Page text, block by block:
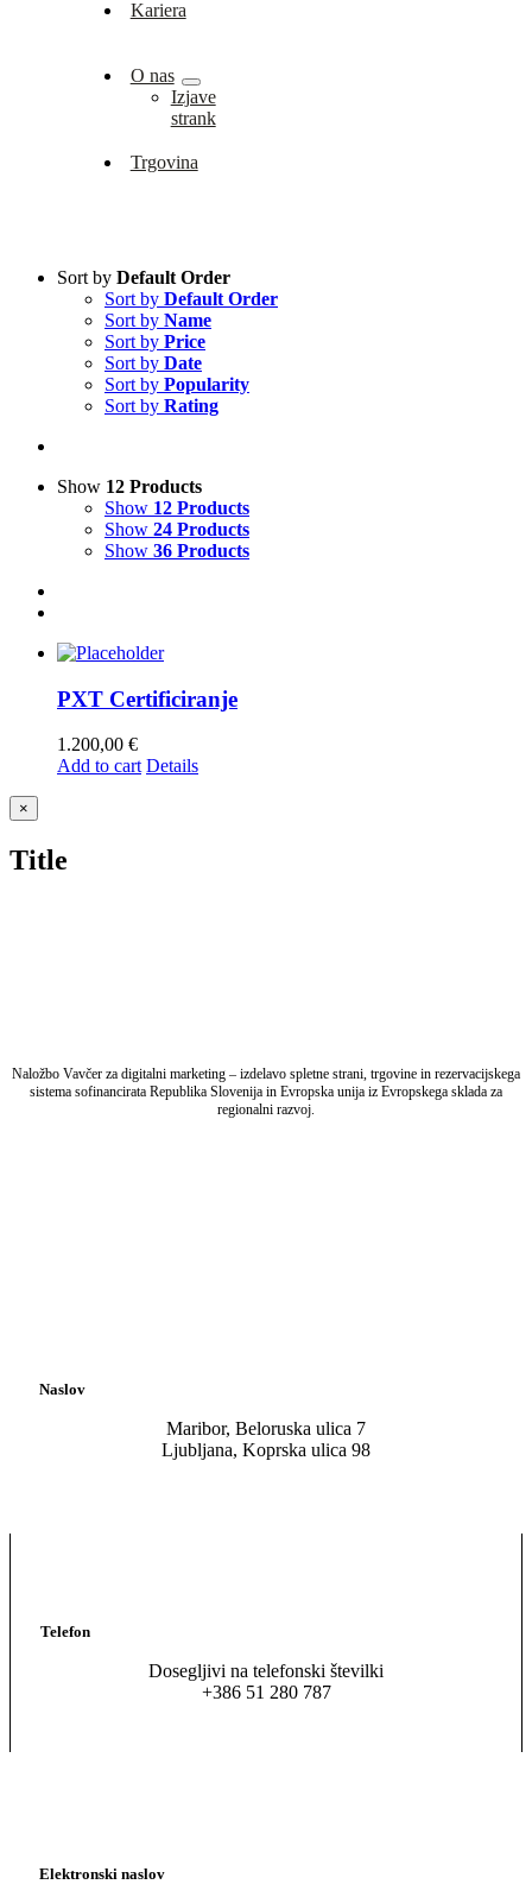
Kariera
O nas
Izjave
strank
Trgovina
Sort by Default Order
Sort by Default Order
Sort by Name
Sort by Price
Sort by Date
Sort by Popularity
Sort by Rating
Show 12 Products
Show 12 Products
Show 24 Products
Show 36 Products
PXT Certificiranje
1.200,00 €
Add to cart Details
Close
product
view
×
Title
Naložbo Vavčer za digitalni marketing – izdelavo spletne strani, trgovine in rezervacijskega
sistema sofinancirata Republika Slovenija in Evropska unija iz Evropskega sklada za
regionalni razvoj.
Naslov
Maribor, Beloruska ulica 7
Ljubljana, Koprska ulica 98
Telefon
Dosegljivi na telefonski številki
+386 51 280 787
Elektronski naslov